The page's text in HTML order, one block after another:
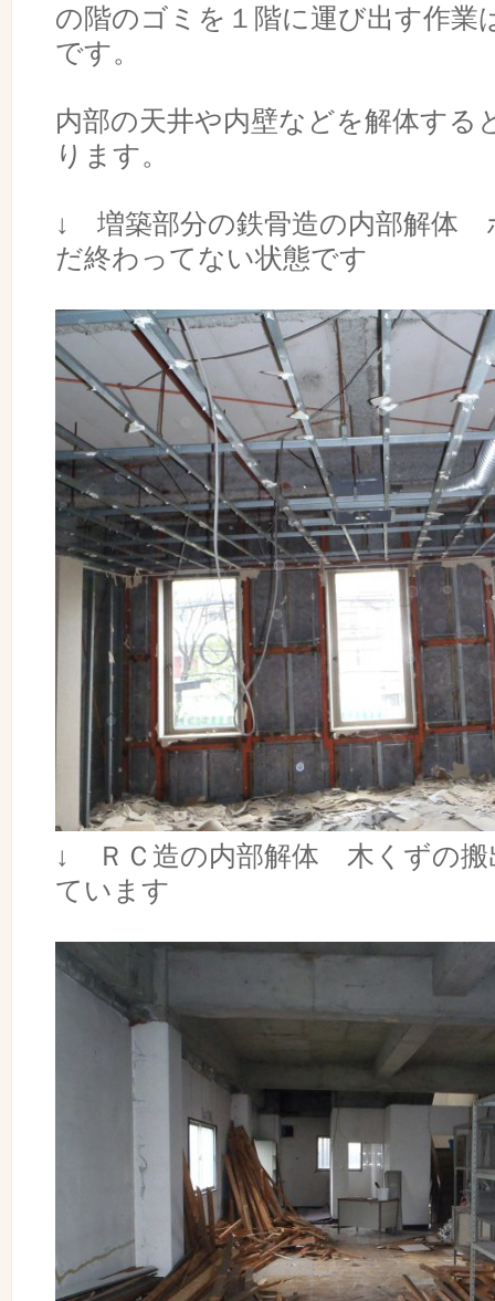
の階のゴミを１階に運び出す作業
です。
内部の天井や内壁などを解体する
ります。
↓ 増築部分の鉄骨造の内部解体
だ終わってない状態です
↓ ＲＣ造の内部解体 木くずの搬
ています